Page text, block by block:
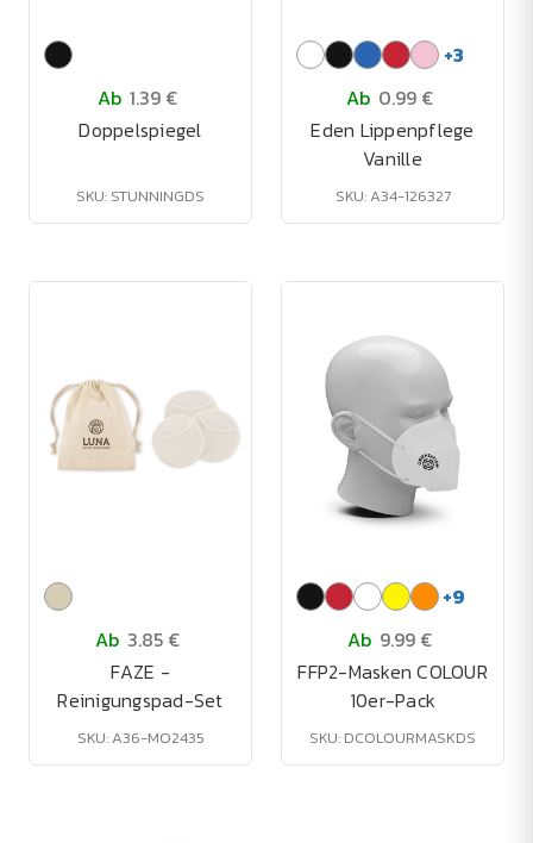
Ab 1.39 €
Doppelspiegel
SKU: STUNNINGDS
+3
Ab 0.99 €
Eden Lippenpflege
Vanille
SKU: A34-126327
Ab 3.85 €
FAZE -
Reinigungspad-Set
SKU: A36-MO2435
+9
Ab 9.99 €
FFP2-Masken COLOUR
10er-Pack
SKU: DCOLOURMASKDS